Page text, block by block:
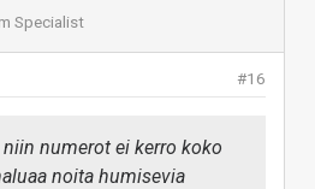
Specialist
#16
numerot ei kerro koko
noita humisevia